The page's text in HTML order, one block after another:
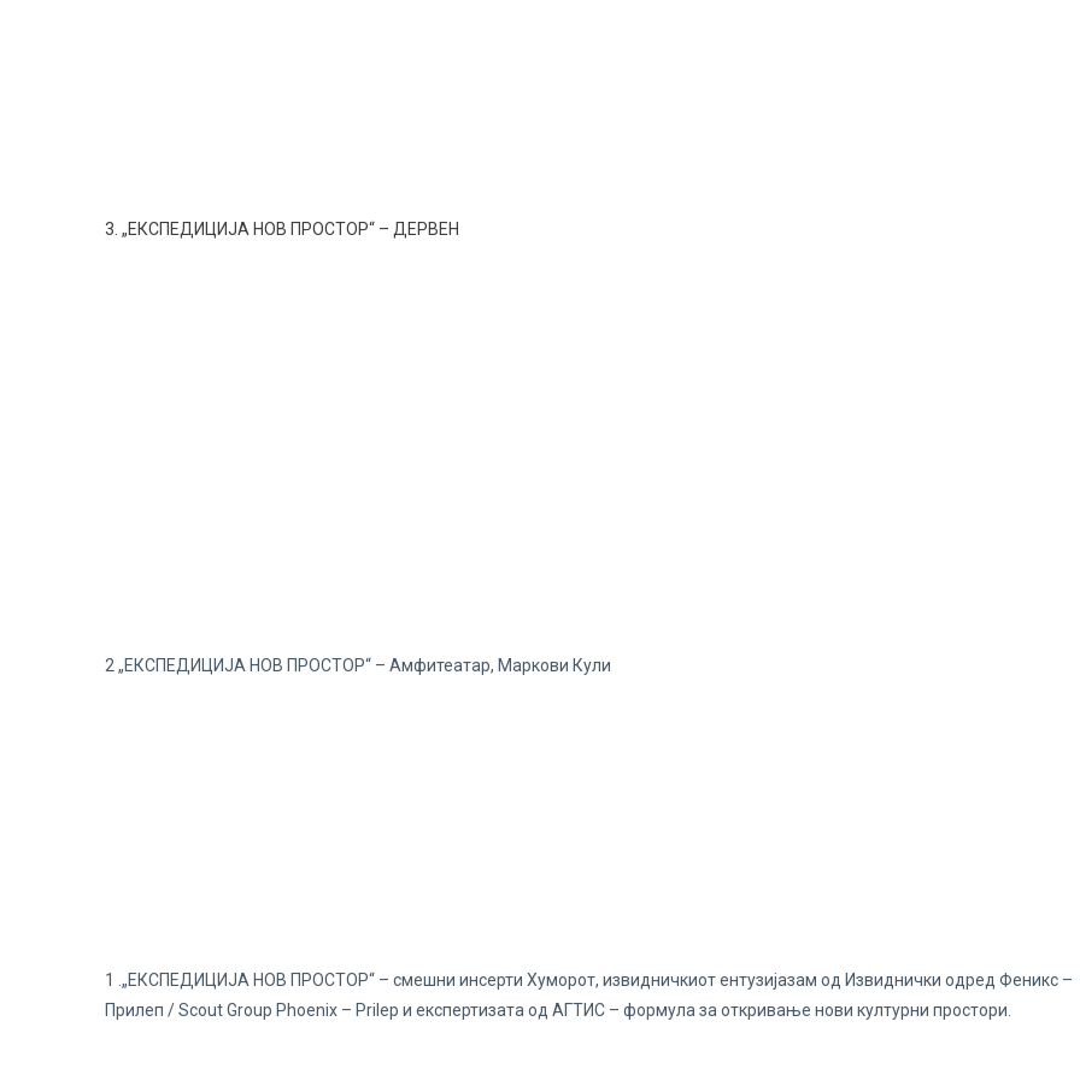
3. „ЕКСПЕДИЦИЈА НОВ ПРОСТОР“ – ДЕРВЕН
2 „ЕКСПЕДИЦИЈА НОВ ПРОСТОР“ – Амфитеатар, Маркови Кули
1 .„ЕКСПЕДИЦИЈА НОВ ПРОСТОР“ – смешни инсерти Хуморот, извидничкиот ентузијазам од Извиднички одред Феникс –
Прилеп / Scout Group Phoenix – Prilep и експертизата од АГТИС – формула за откривање нови културни простори.